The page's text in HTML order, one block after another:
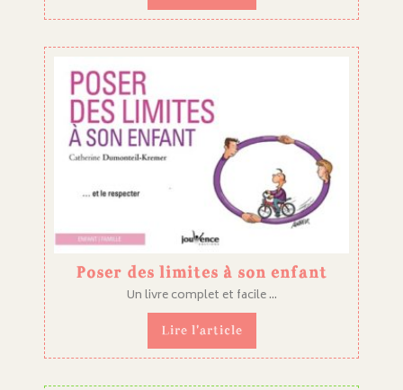
Poser des limites à son enfant
Un livre complet et facile ...
Lire l'article